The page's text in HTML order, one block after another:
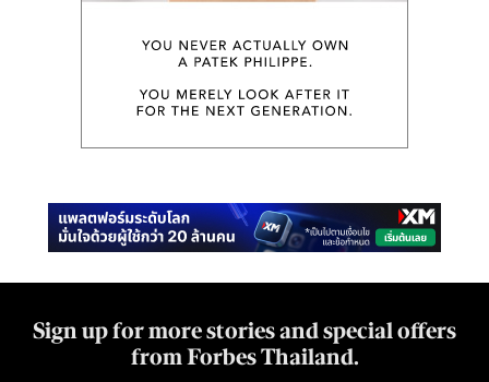
Sign up for more stories and special offers
from Forbes Thailand.